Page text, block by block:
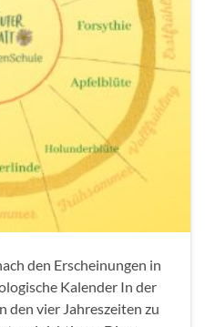
den Erscheinungen in
Kalender In der
den vier Jahreszeiten zu